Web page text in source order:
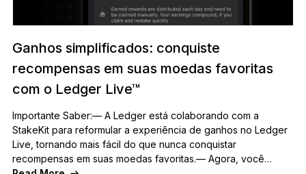
Ganhos simplificados: conquiste
recompensas em suas moedas favoritas
com o Ledger Live™
Importante Saber:— A Ledger está colaborando com a
StakeKit para reformular a experiência de ganhos no Ledger
Live, tornando mais fácil do que nunca conquistar
recompensas em suas moedas favoritas.— Agora, você…